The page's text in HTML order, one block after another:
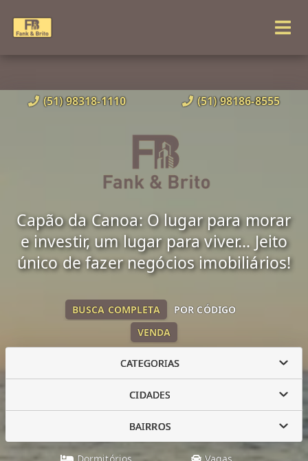
(51) 98318-1110 (51) 98186-8555
Capão da Canoa: O lugar para morar
e investir, um lugar para viver... Jeito
único de fazer negócios imobiliários!
VENDA
BUSCA COMPLETA POR CÓDIGO
CATEGORIAS
CIDADES
BAIRROS